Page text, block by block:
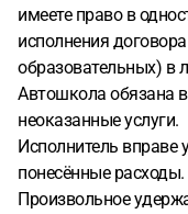
имеете право в
исполнения
образовательных) в
Автошкола обязана
неоказанные услуги.
Исполнитель вправе
понесённые расходы.
Произвольное